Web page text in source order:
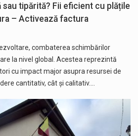
tipărită? Fii eficient cu plățile
– Activează factura
combaterea schimbărilor
la nivel global. Acestea reprezintă
cu impact major asupra resursei de
cantitativ, cât și calitativ.…